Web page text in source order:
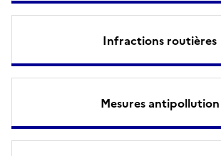
Infractions routières
Mesures antipollution